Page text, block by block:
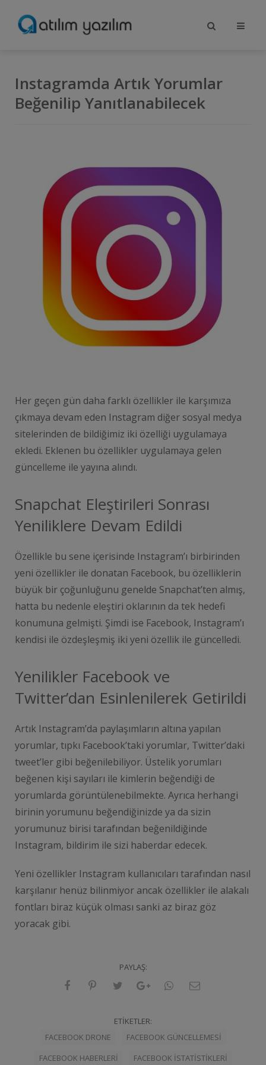
Instagramda Artık Yorumlar
Beğenilip Yanıtlanabilecek
Her geçen gün daha farklı özellikler ile karşımıza
çıkmaya devam eden Instagram diğer sosyal medya
sitelerinden de bildiğimiz iki özelliği uygulamaya
ekledi. Eklenen bu özellikler uygulamaya gelen
güncelleme ile yayına alındı.
Snapchat Eleştirileri Sonrası
Yeniliklere Devam Edildi
Özellikle bu sene içerisinde Instagram’ı birbirinden
yeni özellikler ile donatan Facebook, bu özelliklerin
büyük bir çoğunluğunu genelde Snapchat’ten almış,
hatta bu nedenle eleştiri oklarının da tek hedefi
konumuna gelmişti. Şimdi ise Facebook, Instagram’ı
kendisi ile özdeşleşmiş iki yeni özellik ile güncelledi.
Yenilikler Facebook ve
Twitter’dan Esinlenilerek Getirildi
Artık Instagram’da paylaşımların altına yapılan
yorumlar, tıpkı Facebook’taki yorumlar, Twitter’daki
tweet’ler gibi beğenilebiliyor. Üstelik yorumları
beğenen kişi sayıları ile kimlerin beğendiği de
yorumlarda görüntülenebilmekte. Ayrıca herhangi
birinin yorumunu beğendiğinizde ya da sizin
yorumunuz birisi tarafından beğenildiğinde
Instagram, bildirim ile sizi haberdar edecek.
Yeni özellikler Instagram kullanıcıları tarafından nasıl
karşılanır henüz bilinmiyor ancak özellikler ile alakalı
fontları biraz küçük olması sanki az biraz göz
yoracak gibi.
PAYLAŞ:
ETIKETLER:
FACEBOOK DRONE
FACEBOOK GÜNCELLEMESI
FACEBOOK HABERLERI
FACEBOOK ISTATISTIKLERI